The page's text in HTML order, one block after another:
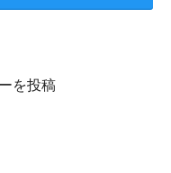
を投稿